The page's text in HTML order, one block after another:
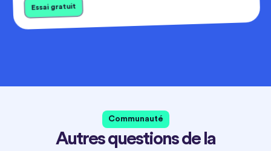
Essai gratuit
Communauté
Autres questions de la